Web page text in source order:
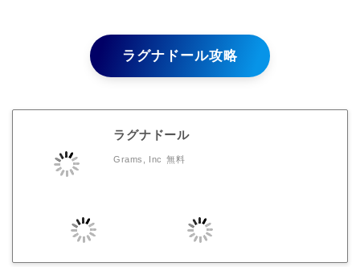
ラグナドール攻略
ラグナドール
Grams, Inc 無料